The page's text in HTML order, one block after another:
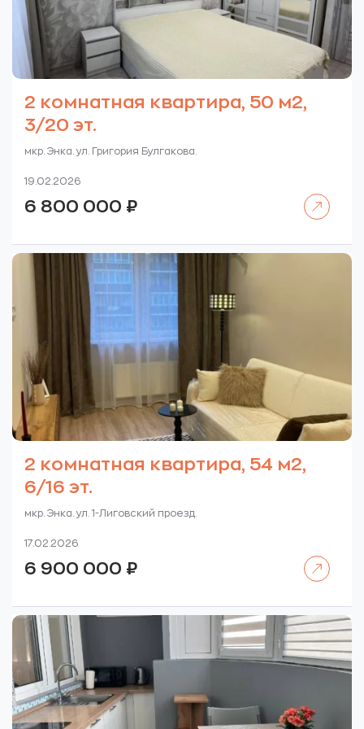
2 комнатная квартира, 50 м2,
3/20 эт.
мкр. Энка. ул. Григория Булгакова.
19.02.2026
6 800 000 ₽
2 комнатная квартира, 54 м2,
6/16 эт.
мкр. Энка. ул. 1-Лиговский проезд.
17.02.2026
6 900 000 ₽